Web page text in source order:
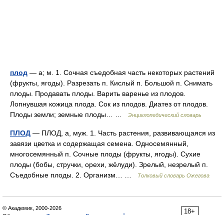
плод — а; м. 1. Сочная съедобная часть некоторых растений
(фрукты, ягоды). Разрезать п. Кислый п. Большой п. Снимать
плоды. Продавать плоды. Варить варенье из плодов.
Лопнувшая кожица плода. Сок из плодов. Диатез от плодов.
Плоды земли; земные плоды… …
Энциклопедический словарь
ПЛОД — ПЛОД, а, муж. 1. Часть растения, развивающаяся из
завязи цветка и содержащая семена. Односемянный,
многосемянный п. Сочные плоды (фрукты, ягоды). Сухие
плоды (бобы, стручки, орехи, жёлуди). Зрелый, незрелый п.
Съедобные плоды. 2. Организм… …
Толковый словарь Ожегова
18+
© Академик, 2000-2026